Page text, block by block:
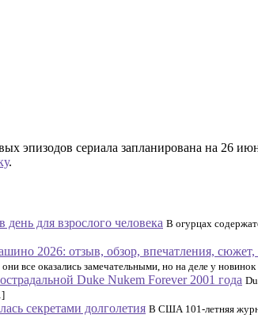
эпизодов сериала запланирована на 26
.
для взрослого человека В огурцах
2026: отзыв, обзор, впечатления,
все оказались замечательными, но на деле у
Duke Nukem Forever 2001 года
секретами долголетия В США 101-летняя